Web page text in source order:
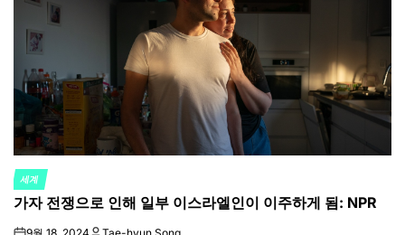
POSTED
IN
세계
가자 전쟁으로 인해 일부 이스라엘인이 이주하게 됨: NPR